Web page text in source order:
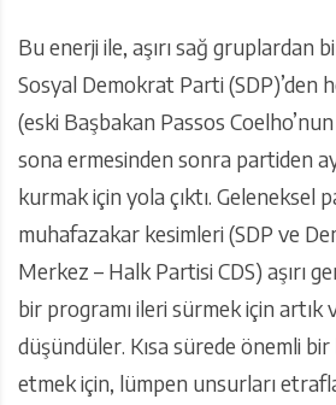
Bu enerji ile, aşırı sağ gruplardan
Sosyal Demokrat Parti (SDP)’den
(eski Başbakan Passos
sona ermesinden sonra partiden
kurmak için yola çıktı. Geleneksel
muhafazakar kesimleri (SDP ve
Merkez – Halk Partisi CDS) aşırı
bir programı ileri sürmek için artık
düşündüler. Kısa sürede önemli
etmek için, lümpen unsurları